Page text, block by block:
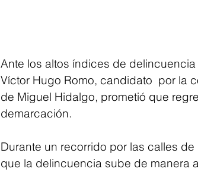
Ante los altos índices de
Víctor Hugo Romo, candidato  por la
de Miguel Hidalgo, prometió que
demarcación.
Durante un recorrido por las calles
que la delincuencia sube de manera